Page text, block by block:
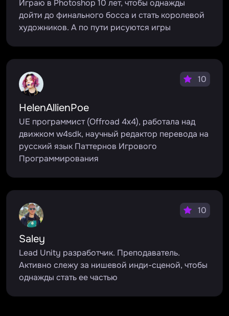
Играю в Photoshop 10 лет, чтобы однажды
дойти до финального босса и стать королевой
художников. А по пути рисуются игры
HelenAllienPoe
UE программист (Offroad 4x4), работала над
движком w4sdk, научный редактор перевода на
русский язык Паттернов Игрового
Программирования
10
Saley
Lead Unity разработчик. Преподаватель.
Активно слежу за нишевой инди-сценой, чтобы
однажды стать ее частью
10